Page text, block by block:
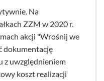
Na
ZZM w 2020 r.
akcji "Wrośnij we
dokumentację
z uwzględnieniem
koszt realizacji